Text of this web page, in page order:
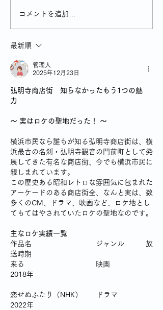
コメントを追加…
最新順
管理人
2025年12月23日
弘明寺商店街　知らなかったもう1つの魅
力
〜 実はロケの聖地だった！ 〜
横浜市民なら誰もが知る弘明寺商店街は、横
浜最古の名刹・弘明寺観音の門前町として発
展してきた有名な商店街、今でも横浜市民に
親しまれています。
この歴史ある昭和レトロな雰囲気に包まれた
アーケードのある商店街全、なんと実は、数
多くのCM、ドラマ、映画など、ロケ地とし
てもてはやされていたロケの聖地なのです。
主なロケ実績一覧
作品名　　　　　　　　　ジャンル　　　放
送時期
来る　　　　　　　　　　映画
2018年
恋せぬふたり（NHK）　　ドラマ
2022年